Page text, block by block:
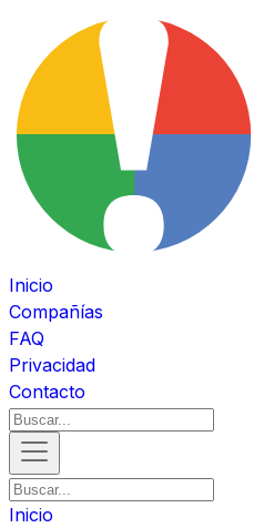
Inicio
Compañías
FAQ
Privacidad
Contacto
Inicio